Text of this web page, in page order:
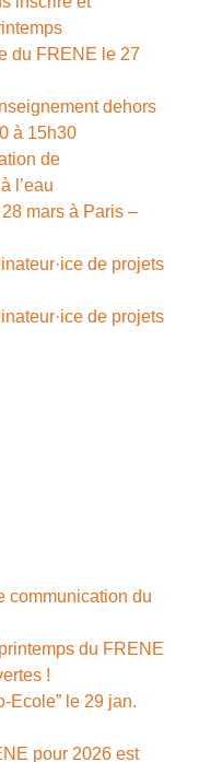
du FRENE le 27
dehors
à 15h30
de
l’eau
mars à Paris –
de projets
de projets
communication du
du FRENE
!
Ecole” le 29 jan.
pour 2026 est